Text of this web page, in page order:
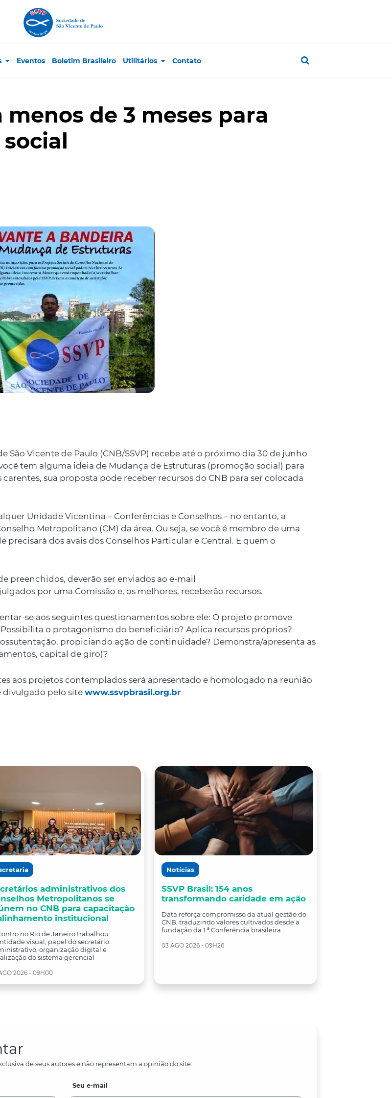
Eventos Boletim Brasileiro Utilitários Contato
de 3 meses para
São Vicente de Paulo (CNB/SSVP) recebe até o próximo dia 30 de junho
tem alguma ideia de Mudança de Estruturas (promoção social) para
sua proposta pode receber recursos do CNB para ser colocada
Unidade Vicentina – Conferências e Conselhos – no entanto, a
Metropolitano (CM) da área. Ou seja, se você é membro de uma
dos avais dos Conselhos Particular e Central. E quem o
preenchidos, deverão ser enviados ao e-mail
por uma Comissão e, os melhores, receberão recursos.
se aos seguintes questionamentos sobre ele: O projeto promove
o protagonismo do beneficiário? Aplica recursos próprios?
propiciando ação de continuidade? Demonstra/apresenta as
capital de giro)?
aos projetos contemplados será apresentado e homologado na reunião
divulgado pelo site www.ssvpbrasil.org.br
administrativos dos
Metropolitanos se
no CNB para capacitação
institucional
no Rio de Janeiro trabalhou
visual, papel do secretário
organização digital e
do sistema gerencial
2026 - 09H00
Notícias
SSVP Brasil: 154 anos
transformando caridade em ação
Data reforça compromisso da atual gestão do
CNB, traduzindo valores cultivados desde a
fundação da 1 ª Conferência brasileira
03 AGO 2026 - 09H26
de seus autores e não representam a opinião do site.
Seu e-mail